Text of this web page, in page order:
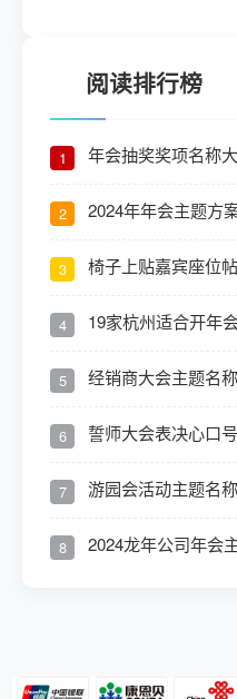
阅读排行榜
1 年会抽奖奖项名称
2 2024年年会主题方
3 椅子上贴嘉宾座位
4 19家杭州适合开年
5 经销商大会主题名
6 誓师大会表决心口
7 游园会活动主题名
8 2024龙年公司年会